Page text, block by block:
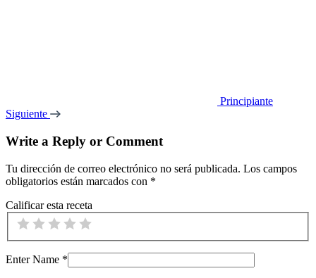
Principiante
Siguiente
Write a Reply or Comment
Tu dirección de correo electrónico no será publicada. Los campos
obligatorios están marcados con *
Calificar esta receta
Enter Name *